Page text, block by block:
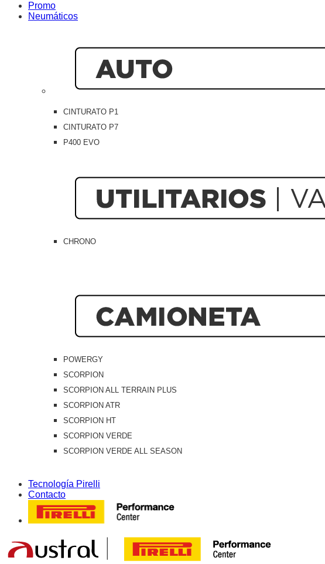
Promo
Neumáticos
CINTURATO P1
CINTURATO P7
P400 EVO
CHRONO
POWERGY
SCORPION
SCORPION ALL TERRAIN PLUS
SCORPION ATR
SCORPION HT
SCORPION VERDE
SCORPION VERDE ALL SEASON
Tecnología Pirelli
Contacto